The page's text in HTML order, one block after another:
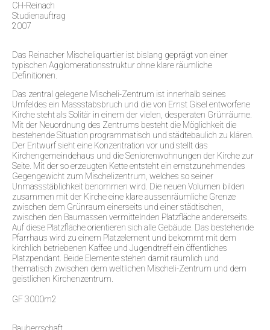
CH-Reinach
Studienauftrag
2007
Das Reinacher Mischeliquartier ist bislang geprägt von einer
typischen Agglomerationsstruktur ohne klare räumliche
Definitionen.
Das zentral gelegene Mischeli-Zentrum ist innerhalb seines
Umfeldes ein Massstabsbruch und die von Ernst Gisel entworfene
Kirche steht als Solitär in einem der vielen, desperaten Grünräume.
Mit der Neuordnung des Zentrums besteht die Möglichkeit die
bestehende Situation programmatisch und städtebaulich zu klären.
Der Entwurf sieht eine Konzentration vor und stellt das
Kirchengemeindehaus und die Seniorenwohnungen der Kirche zur
Seite. Mit der so erzeugten Kette entsteht ein ernstzunehmendes
Gegengewicht zum Mischelizentrum, welches so seiner
Unmassstäblichkeit benommen wird. Die neuen Volumen bilden
zusammen mit der Kirche eine klare aussenräumliche Grenze
zwischen dem Grünraum einerseits und einer städtischen,
zwischen den Baumassen vermittelnden Platzfläche andererseits.
Auf diese Platzfläche orientieren sich alle Gebäude. Das bestehende
Pfarrhaus wird zu einem Platzelement und bekommt mit dem
kirchlich betriebenen Kaffee und Jugendtreff ein öffentliches
Platzpendant. Beide Elemente stehen damit räumlich und
thematisch zwischen dem weltlichen Mischeli-Zentrum und dem
geistlichen Kirchenzentrum.
GF 3000m2